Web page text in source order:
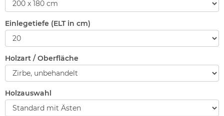
Einlegetiefe (ELT in cm)
Holzart / Oberfläche
Holzauswahl